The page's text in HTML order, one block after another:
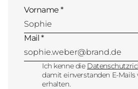
Vorname *
Mail *
Ich kenne die
damit einverstanden E-Mails
erhalten.